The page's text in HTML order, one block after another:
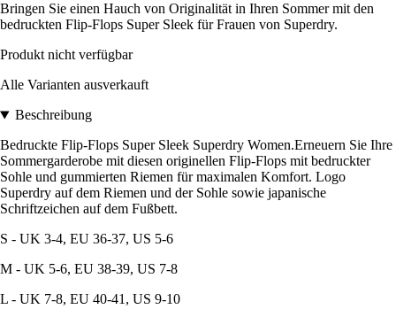
Bringen Sie einen Hauch von Originalität in Ihren Sommer mit den
bedruckten Flip-Flops Super Sleek für Frauen von Superdry.
Produkt nicht verfügbar
Alle Varianten ausverkauft
Beschreibung
Bedruckte Flip-Flops Super Sleek Superdry Women.Erneuern Sie Ihre
Sommergarderobe mit diesen originellen Flip-Flops mit bedruckter
Sohle und gummierten Riemen für maximalen Komfort. Logo
Superdry auf dem Riemen und der Sohle sowie japanische
Schriftzeichen auf dem Fußbett.
S - UK 3-4, EU 36-37, US 5-6
M - UK 5-6, EU 38-39, US 7-8
L - UK 7-8, EU 40-41, US 9-10